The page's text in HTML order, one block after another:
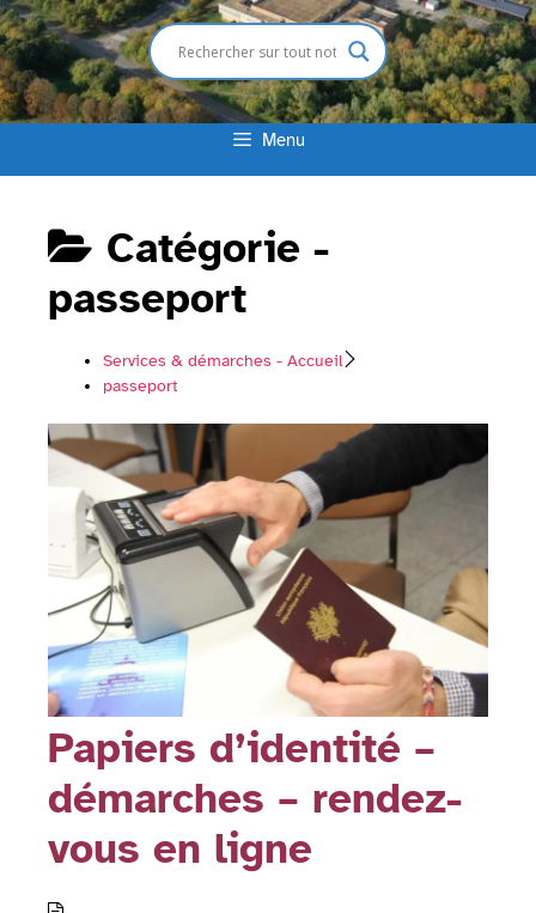
Menu
Catégorie -
passeport
Services & démarches - Accueil
passeport
Papiers d’identité –
démarches – rendez-
vous en ligne